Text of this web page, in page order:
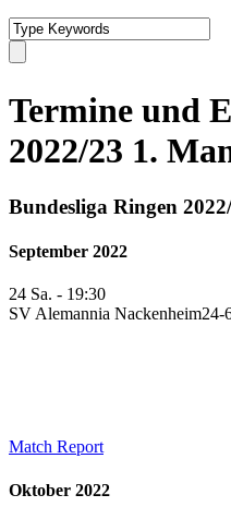
Termine und
2022/23 1.
Bundesliga Ringen
September 2022
24 Sa. - 19:30
SV Alemannia Nackenheim24-
Match Report
Oktober 2022